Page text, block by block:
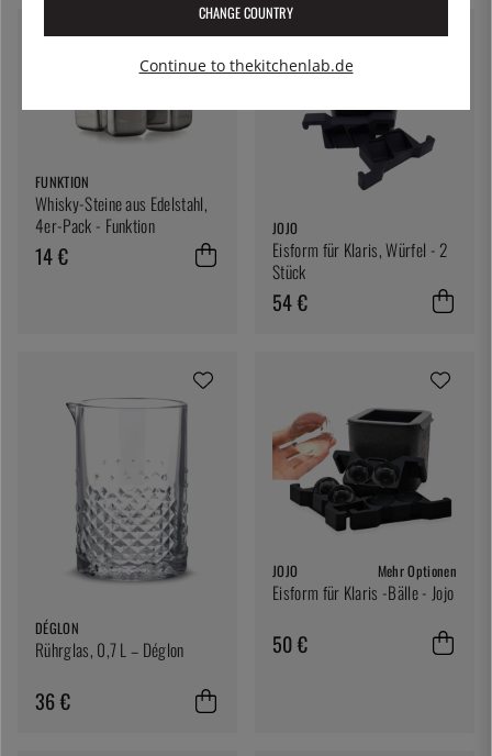
FUNKTION
Whisky-Steine aus Edelstahl,
4er-Pack - Funktion
14 €
JOJO
Eisform für Klaris, Würfel - 2
Stück
54 €
DÉGLON
Rührglas, 0,7 L – Déglon
36 €
JOJO Mehr Optionen
Eisform für Klaris -Bälle - Jojo
50 €
CHANGE COUNTRY
Continue to thekitchenlab.de